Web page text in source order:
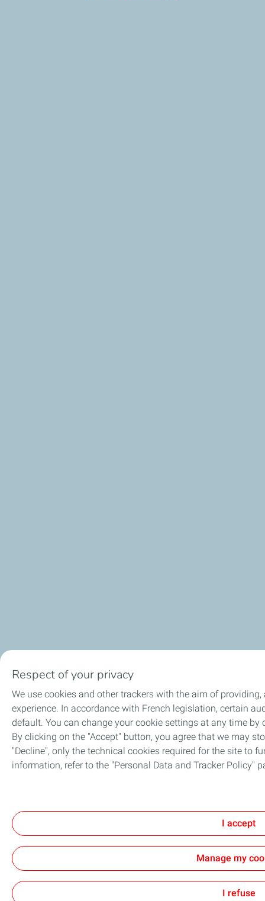
Respect of your privacy
We use cookies and other trackers with the aim of
experience. In accordance with French legislation, certain
default. You can change your cookie settings at any time
By clicking on the "Accept" button, you agree that we may
"Decline", only the technical cookies required for the site to
information, refer to the "Personal Data and Tracker Policy"
View the Personal Data and Tracker Policy
I accept
Manage my
I refuse